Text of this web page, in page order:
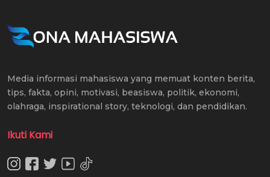
Media informasi mahasiswa yang memuat konten berita,
tips, fakta, opini, motivasi, beasiswa, politik, ekonomi,
olahraga, inspirational story, teknologi, dan pendidikan.
Ikuti Kami